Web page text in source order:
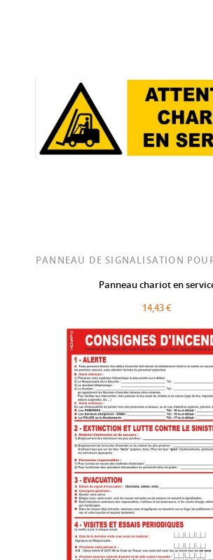
PANNEAU DE SIGNALISATION
Panneau chariot en
14,43 €